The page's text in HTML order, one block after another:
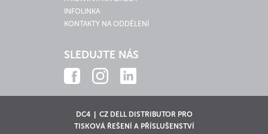
INFOLINKA
KONTAKTY NA ODDĚLENÍ
SLEDUJTE NÁS
DC4 | CZ DELL DISTRIBUTOR PRO
TISKOVÁ ŘEŠENÍ A PŘÍSLUŠENSTVÍ